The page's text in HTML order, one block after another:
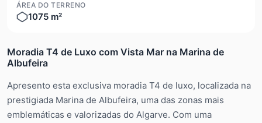
ÁREA DO TERRENO
1075 m²
Moradia T4 de Luxo com Vista Mar na Marina de
Albufeira
Apresento esta exclusiva moradia T4 de luxo, localizada na
prestigiada Marina de Albufeira, uma das zonas mais
emblemáticas e valorizadas do Algarve. Com uma